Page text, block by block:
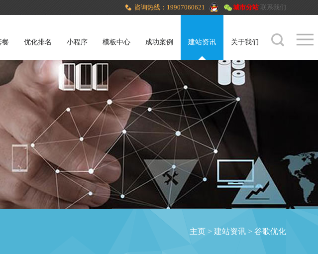
咨询热线：19907060621 城市分站 联系我们
餐 优化排名 小程序 模板中心 成功案例 建站资讯 关于我们
主页 > 建站资讯 > 谷歌优化